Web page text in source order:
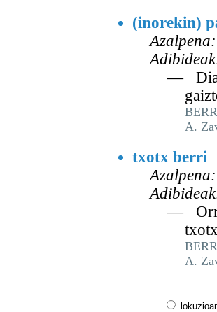
(inorekin)
Azalpena:
—
A.
txotx berri
Azalpena:
— Orra
A.